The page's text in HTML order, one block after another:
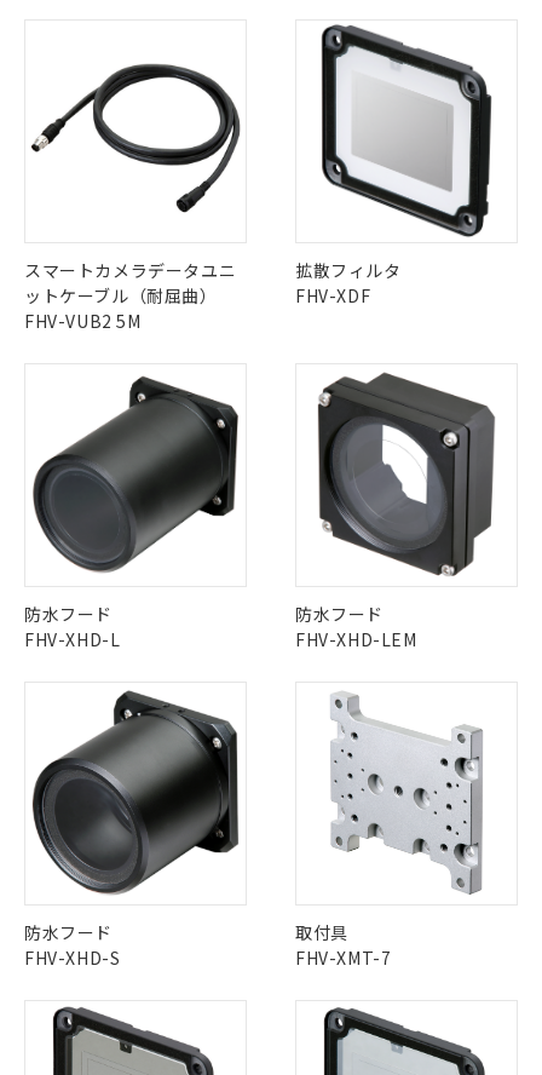
スマートカメラデータユニ
ットケーブル（耐屈曲）
FHV-VUB2 5M
拡散フィルタ
FHV-XDF
防水フード
FHV-XHD-L
防水フード
FHV-XHD-LEM
防水フード
FHV-XHD-S
取付具
FHV-XMT-7